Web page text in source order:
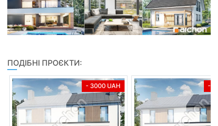
ПОДІБНІ ПРОЄКТИ:
- 3000 UAH -